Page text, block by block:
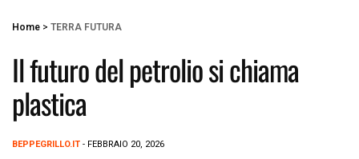
Home > TERRA FUTURA
Il futuro del petrolio si chiama
plastica
BEPPEGRILLO.IT - FEBBRAIO 20, 2026